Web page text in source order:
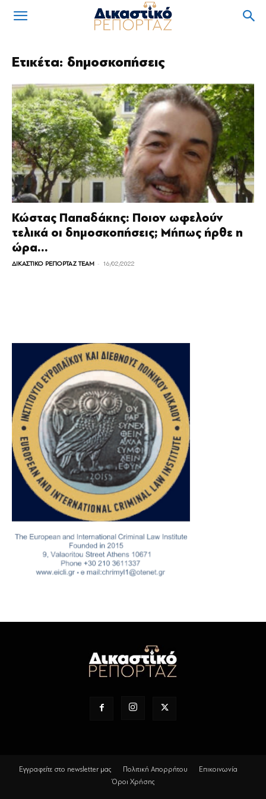
Ετικέτα: δημοσκοπήσεις
Κώστας Παπαδάκης: Ποιον ωφελούν
τελικά οι δημοσκοπήσεις; Μήπως ήρθε η
ώρα...
ΔΙΚΑΣΤΙΚΟ ΡΕΠΟΡΤΑΖ TEAM - 16/02/2022
Εγγραφείτε στο newsletter μας Πολιτική Απορρήτου
Επικοινωνία
Όροι Χρήσης